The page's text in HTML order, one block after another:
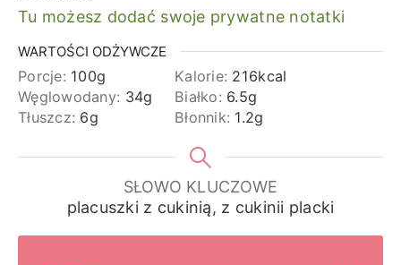
Tu możesz dodać swoje prywatne notatki
WARTOŚCI ODŻYWCZE
Porcje: 100g Kalorie: 216kcal
Węglowodany: 34g Białko: 6.5g
Tłuszcz: 6g Błonnik: 1.2g
SŁOWO KLUCZOWE
placuszki z cukinią, z cukinii placki